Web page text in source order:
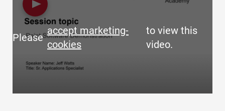
Please
accept marketing-
cookies
to view this
video.